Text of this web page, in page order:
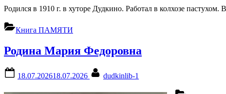
Родился в 1910 г. в хуторе Дудкино. Работал в колхозе
Книга ПАМЯТИ
Родина Мария Федоровна
on
18.07.202618.07.2026 dudkinlib-1